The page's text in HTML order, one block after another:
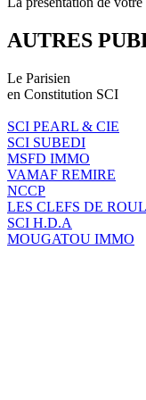
AUTRES
Le Parisien
en Constitution SCI
SCI PEARL & CIE
SCI SUBEDI
MSFD IMMO
VAMAF REMIRE
NCCP
LES CLEFS DE
SCI H.D.A
MOUGATOU IMMO